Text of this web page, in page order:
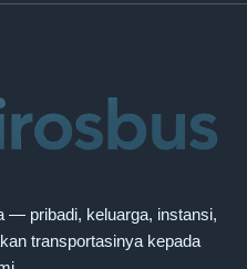
— pribadi, keluarga, instansi,
transportasinya kepada